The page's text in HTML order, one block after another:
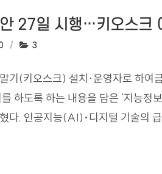
27일 시행…키오스크
글수: 조회수:
3
기(키오스크) 설치·운영자로 하여
하도록 하는 내용을 담은 '지능정
다. 인공지능(AI)･디지털 기술의